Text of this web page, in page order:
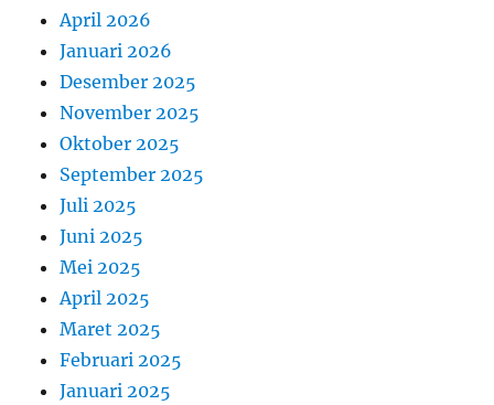
April 2026
Januari 2026
Desember 2025
November 2025
Oktober 2025
September 2025
Juli 2025
Juni 2025
Mei 2025
April 2025
Maret 2025
Februari 2025
Januari 2025